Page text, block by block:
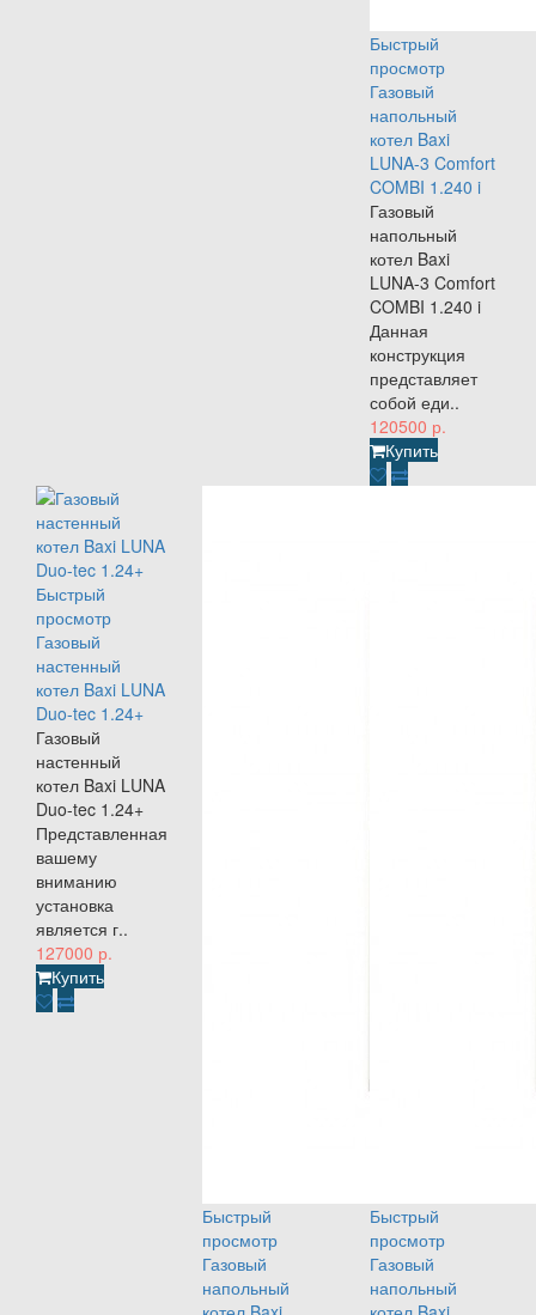
Быстрый
просмотр
Газовый
напольный
котел Baxi
LUNA-3 Comfort
COMBI 1.240 i
Газовый
напольный
котел Baxi
LUNA-3 Comfort
COMBI 1.240 i
Данная
конструкция
представляет
собой еди..
120500 р.
Купить
Быстрый
просмотр
Газовый
настенный
котел Baxi LUNA
Duo-tec 1.24+
Газовый
настенный
котел Baxi LUNA
Duo-tec 1.24+
Представленная
вашему
вниманию
установка
является г..
127000 р.
Купить
Быстрый
просмотр
Газовый
напольный
Быстрый
просмотр
Газовый
напольный